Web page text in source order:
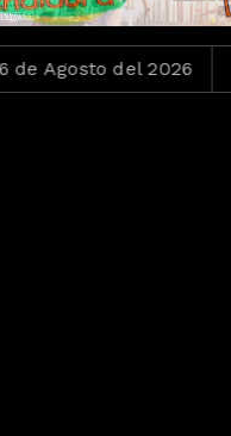
del 2026